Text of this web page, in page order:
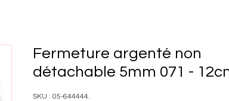
Fermeture argenté non
détachable 5mm 071 -
SKU : 05-644444.